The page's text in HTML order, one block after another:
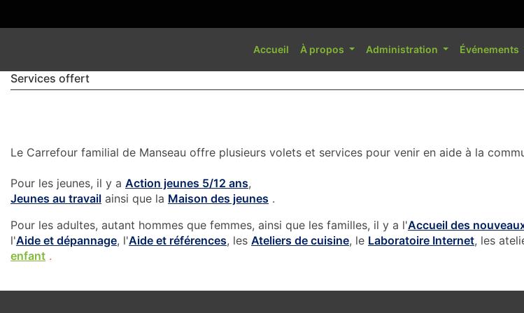
Accueil À propos Administration Événements
Services offert
Le Carrefour familial de Manseau offre plusieurs volets et services pour venir en aide à la
Pour les jeunes, il y a Action jeunes 5/12 ans,
Jeunes au travail ainsi que la Maison des jeunes .
Pour les adultes, autant hommes que femmes, ainsi que les familles, il y a l'Accueil des
l'Aide et dépannage, l'Aide et références, les Ateliers de cuisine, le Laboratoire Internet, les
enfant .